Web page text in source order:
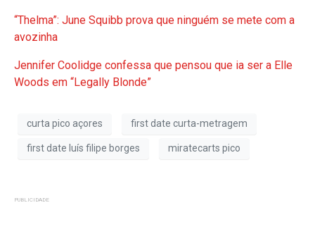
“Thelma”: June Squibb prova que ninguém se mete com a
avozinha
Jennifer Coolidge confessa que pensou que ia ser a Elle
Woods em “Legally Blonde”
curta pico açores first date curta-metragem
first date luís filipe borges miratecarts pico
PUBLICIDADE